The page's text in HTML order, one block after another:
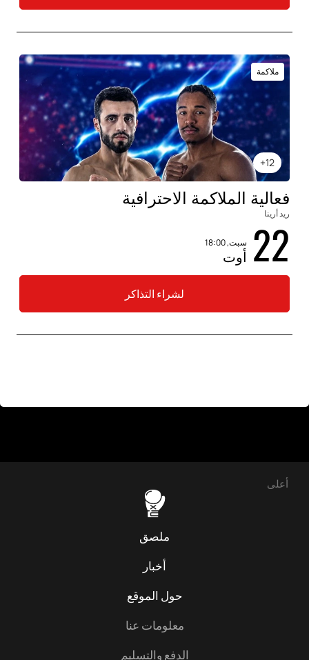
12+
ملاكمة
فعالية الملاكمة الاحترافية
ريد أرينا
22 سبت, 18:00
أوت
لشراء التذاكر
أعلى
ملصق
أخبار
حول الموقع
معلومات عنا
الدفع والتسليم